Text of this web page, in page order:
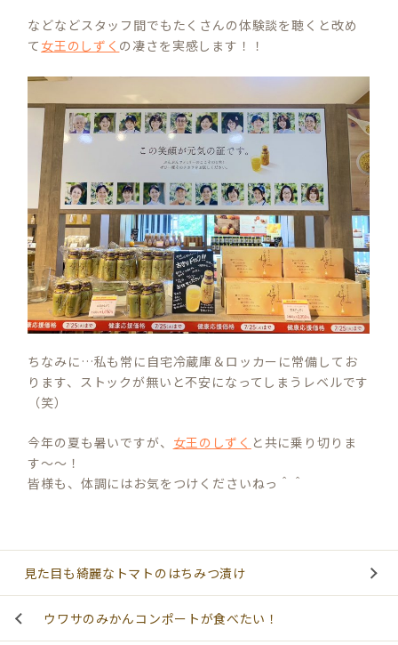
などなどスタッフ間でもたくさんの体験談を聴くと改め
て 女王のしずく の凄さを実感します！！
ちなみに…私も常に自宅冷蔵庫＆ロッカーに常備してお
ります、ストックが無いと不安になってしまうレベルです
（笑）
今年の夏も暑いですが、 女王のしずく と共に乗り切りま
す〜〜！
皆様も、体調にはお気をつけくださいねっ＾＾
見た目も綺麗なトマトのはちみつ漬け
ウワサのみかんコンポートが食べたい！